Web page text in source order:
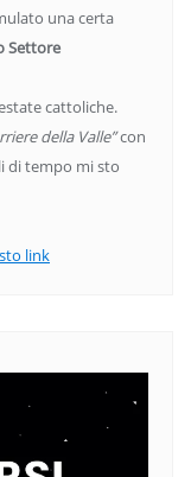
una certa
Settore
cattoliche.
della Valle”con
di tempo mi sto
link